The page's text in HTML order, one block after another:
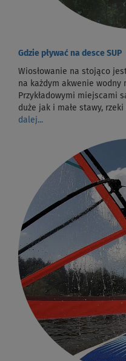
Gdzie pływać na desce SUP
Wiosłowanie na stojąco
na każdym akwenie wodny
Przykładowymi miejscami
duże jak i małe stawy,
dalej...